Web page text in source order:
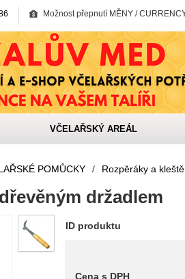
Možnost přepnutí MĚNY /
VČELAŘSKÝ AREÁL
POMŮCKY / Rozpěráky a kleště
držadlem
ID produktu
Cena s DPH